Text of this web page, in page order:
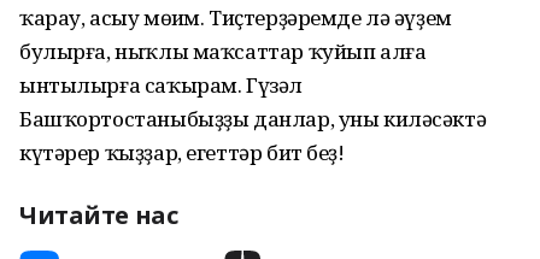
ҡарау, асыу мөһим. Тиҫтерҙәремде лә әүҙем
булырға, ныҡлы маҡсаттар ҡуйып алға
ынтылырға саҡырам. Гүзәл
Башҡортостаныбыҙҙы данлар, уны киләсәктә
күтәрер ҡыҙҙар, егеттәр бит беҙ!
Читайте нас